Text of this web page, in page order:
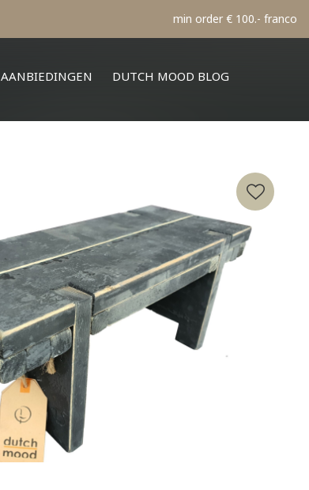
AANBIEDINGEN DUTCH MOOD BLOG
min order € 100.- franco